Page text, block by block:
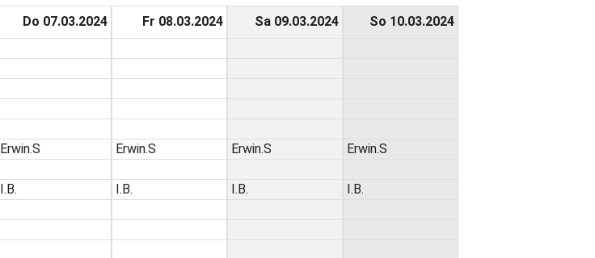
Do 07.03.2024
Erwin.S
I.B.
Fr 08.03.2024
Erwin.S
I.B.
Sa 09.03.2024
Erwin.S
I.B.
So 10.03.2024
Erwin.S
I.B.